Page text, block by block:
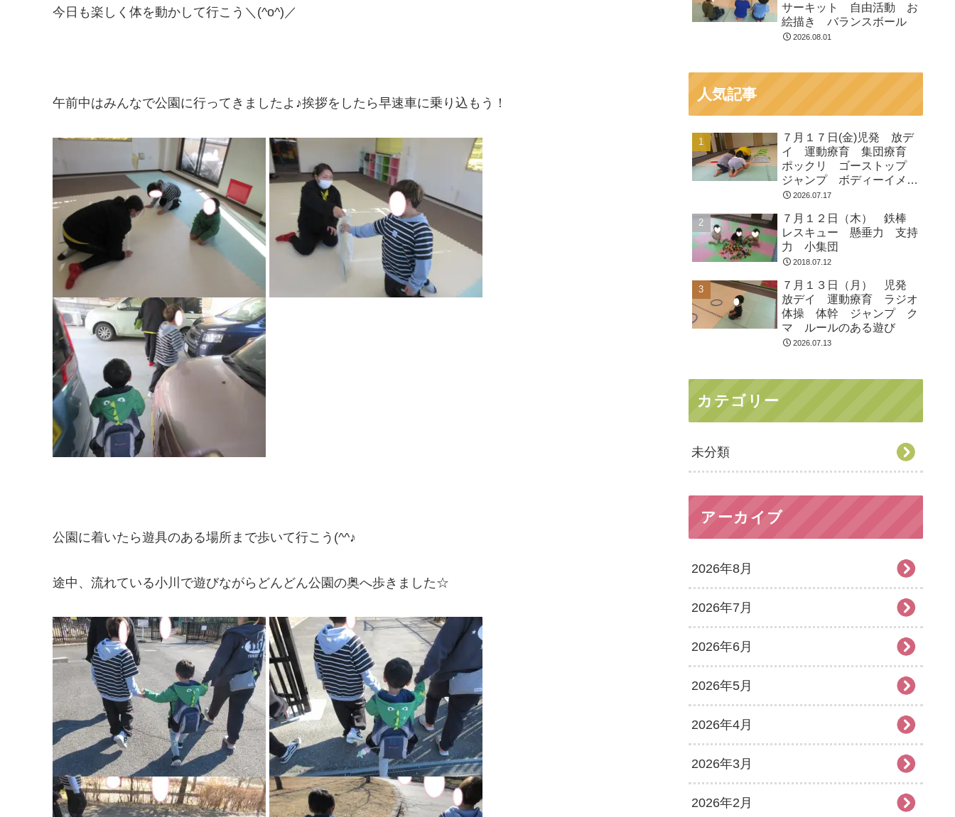
今日も楽しく体を動かして行こう＼(^o^)／
午前中はみんなで公園に行ってきましたよ♪挨拶をしたら早速車に乗り込もう！
公園に着いたら遊具のある場所まで歩いて行こう(^^♪
途中、流れている小川で遊びながらどんどん公園の奥へ歩きました☆
サーキット 自由活動 お
絵描き バランスボール
2026.08.01
人気記事
７月１７日(金)児発 放デ
イ 運動療育 集団療育
ポックリ ゴーストップ
ジャンプ ボディーイメー
ジ 2026.07.17
７月１２日（木） 鉄棒
レスキュー 懸垂力 支持
力 小集団
2018.07.12
７月１３日（月） 児発
放デイ 運動療育 ラジオ
体操 体幹 ジャンプ ク
マ ルールのある遊び
2026.07.13
カテゴリー
未分類
アーカイブ
2026年8月
2026年7月
2026年6月
2026年5月
2026年4月
2026年3月
2026年2月